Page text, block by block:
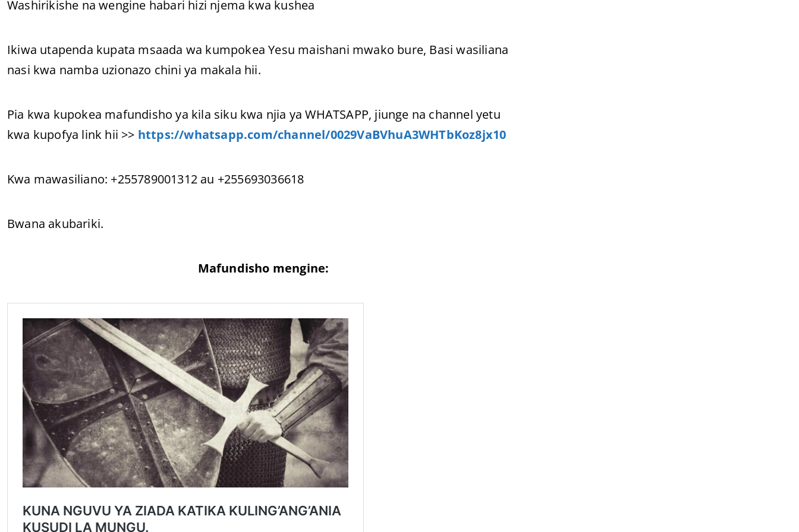
Washirikishe na wengine habari hizi njema kwa kushea
Ikiwa utapenda kupata msaada wa kumpokea Yesu maishani mwako bure, Basi wasiliana
nasi kwa namba uzionazo chini ya makala hii.
Pia kwa kupokea mafundisho ya kila siku kwa njia ya WHATSAPP, jiunge na channel yetu
kwa kupofya link hii >> https://whatsapp.com/channel/0029VaBVhuA3WHTbKoz8jx10
Kwa mawasiliano: +255789001312 au +255693036618
Bwana akubariki.
Mafundisho mengine: